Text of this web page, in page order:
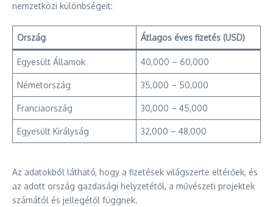
nemzetközi különbségeit:
Ország Átlagos éves fizetés (USD)
Egyesült Államok 40,000 – 60,000
Németország 35,000 – 50,000
Franciaország 30,000 – 45,000
Egyesült Királyság 32,000 – 48,000
Az adatokból látható, hogy a fizetések világszerte eltérőek, és
az adott ország gazdasági helyzetétől, a művészeti projektek
számától és jellegétől függnek.